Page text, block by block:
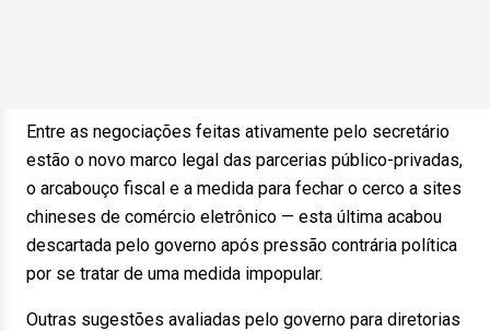
Entre as negociações feitas ativamente pelo secretário
estão o novo marco legal das parcerias público-privadas,
o arcabouço fiscal e a medida para fechar o cerco a sites
chineses de comércio eletrônico — esta última acabou
descartada pelo governo após pressão contrária política
por se tratar de uma medida impopular.
Outras sugestões avaliadas pelo governo para diretorias